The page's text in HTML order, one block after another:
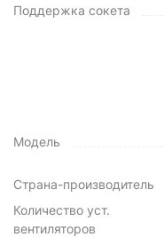
Поддержка сокета
Модель
Страна-производитель
Количество уст.
вентиляторов